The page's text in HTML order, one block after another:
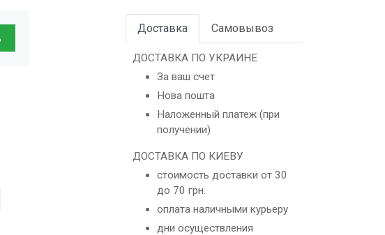
Доставка Самовывоз
ДОСТАВКА ПО УКРАИНЕ
За ваш счет
Нова пошта
Наложенный платеж (при
получении)
ДОСТАВКА ПО КИЕВУ
стоимость доставки от 30
до 70 грн.
оплата наличными курьеру
дни осуществления